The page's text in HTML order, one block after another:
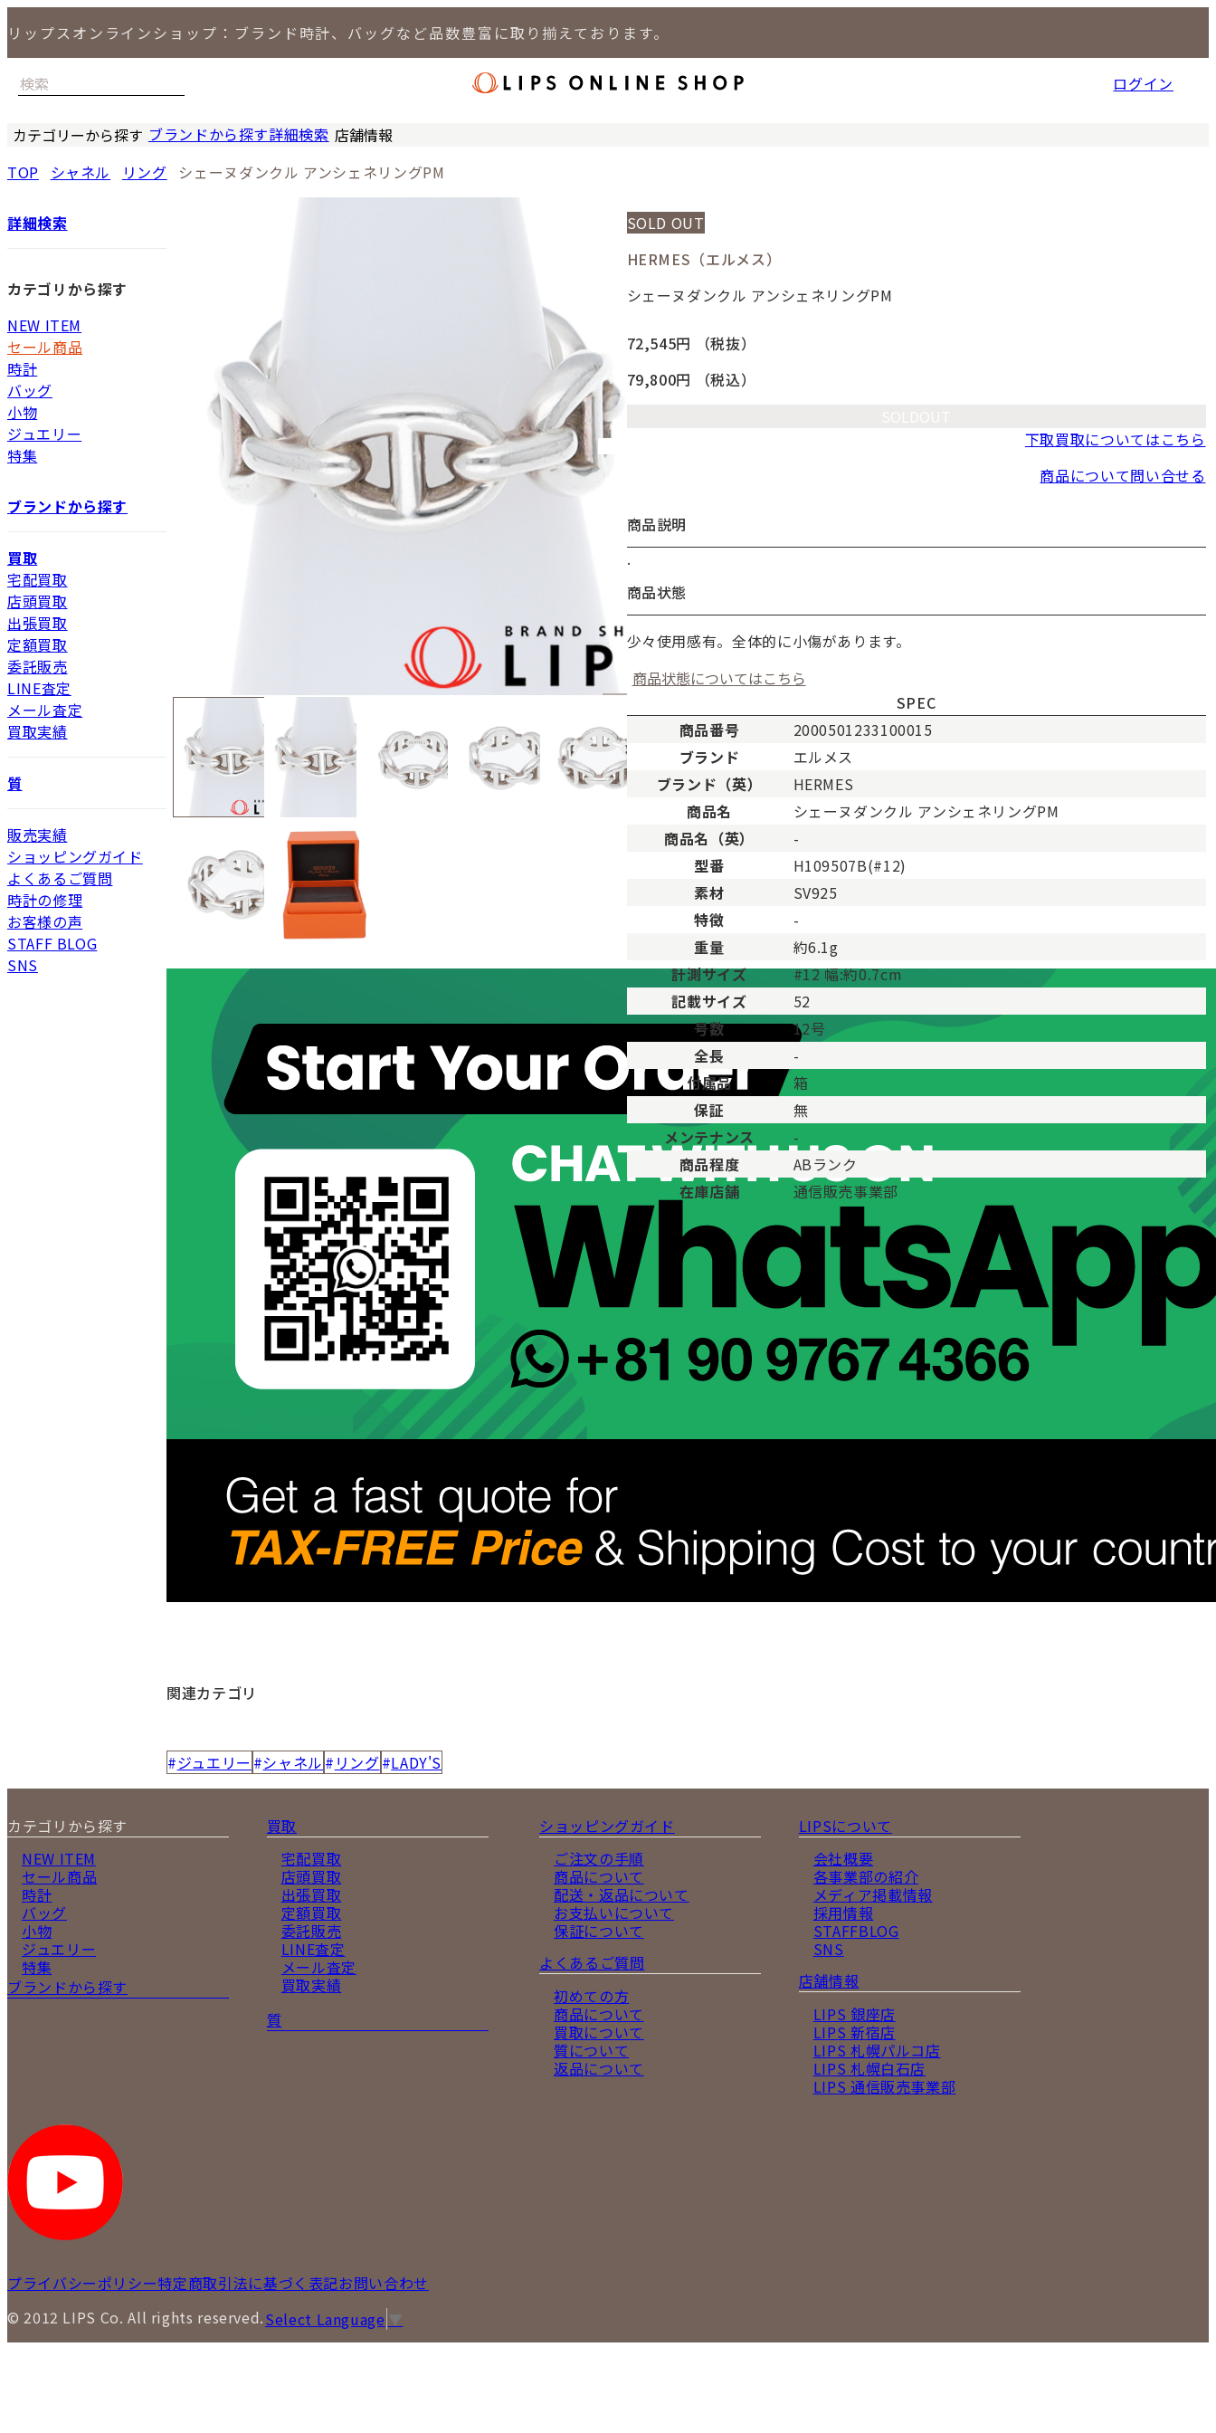
リップスオンラインショップ：ブランド時計、バッグなど品数豊富に取り揃えております。
ログイン
カテゴリーから探す ブランドから探す詳細検索 店舗情報
TOP シャネル リング シェーヌダンクル アンシェネリングPM
詳細検索
カテゴリから探す
NEW ITEM
セール商品
時計
バッグ
小物
ジュエリー
特集
ブランドから探す
買取
宅配買取
店頭買取
出張買取
定額買取
委託販売
LINE査定
メール査定
買取実績
質
販売実績
ショッピングガイド
よくあるご質問
時計の修理
お客様の声
STAFF BLOG
SNS
SOLD OUT
HERMES（エルメス）
シェーヌダンクル アンシェネリングPM
72,545円
（税抜）
79,800円
（税込）
下取買取についてはこちら
商品について問い合せる
商品説明
.
商品状態
少々使用感有。全体的に小傷があります。
商品状態についてはこちら
新品
新品状態。
展示品などの未使用品。
SAランク未使用同様品。数回使用した程度、もしくは新品に近い状態の商品。
Aランク 僅かな傷、汚れはありますが比較的程度の良い商品。
ABランク 少々使用感はありますが、キズや汚れが少なめで比較的状態の良い商品。
Bランク 一般的な使用感があり、傷・汚れがあるが使用に支障が無い商品。
BCランクとても使用感のある商品。傷や汚れなどがあり、目立つ場合があります。
色濃く使用感があり、傷や汚れが多く目立つ場合があります。
SPEC
商品番号
2000501233100015
ブランド
エルメス
ブランド（英）
HERMES
商品名
シェーヌダンクル アンシェネリングPM
商品名（英）
-
型番
H109507B(#12)
素材
SV925
特徴
-
重量
約6.1g
計測サイズ
#12 幅:約0.7cm
記載サイズ
52
号数
12号
全長
-
付属品
箱
保証
無
メンテナンス
-
商品程度
ABランク
在庫店舗
通信販売事業部
関連カテゴリ
ジュエリー シャネル リング LADY'S
カテゴリから探す
NEW ITEM
セール商品
時計
バッグ
小物
ジュエリー
特集
ブランドから探す
買取
宅配買取
店頭買取
出張買取
定額買取
委託販売
LINE査定
メール査定
買取実績
質
ショッピングガイド
ご注文の手順
商品について
配送・返品について
お支払いについて
保証について
よくあるご質問
初めての方
商品について
買取について
質について
返品について
LIPSについて
会社概要
各事業部の紹介
メディア掲載情報
採用情報
STAFFBLOG
SNS
店舗情報
LIPS 銀座店
LIPS 新宿店
LIPS 札幌パルコ店
LIPS 札幌白石店
LIPS 通信販売事業部
プライバシーポリシー特定商取引法に基づく表記お問い合わせ
© 2012 LIPS Co. All rights reserved.Select Language ▼